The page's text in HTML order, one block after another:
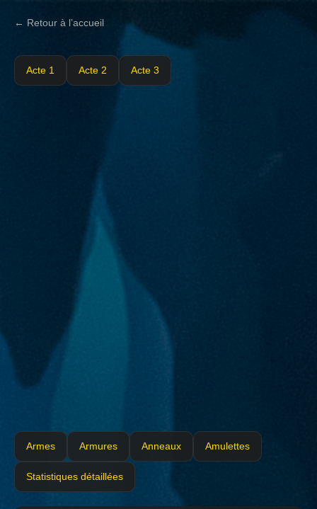
← Retour à l’accueil
Acte 1 Acte 2 Acte 3
Armes Armures Anneaux Amulettes
Statistiques détaillées